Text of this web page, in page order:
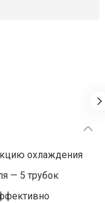
охлаждения
— 5 трубок